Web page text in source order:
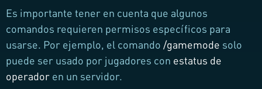
Es importante tener en cuenta que algunos
comandos requieren permisos específicos para
usarse. Por ejemplo, el comando /gamemode solo
puede ser usado por jugadores con estatus de
operador en un servidor.